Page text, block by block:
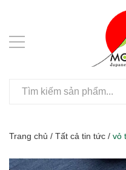
Trang chủ / Tất cả tin tức / vỏ